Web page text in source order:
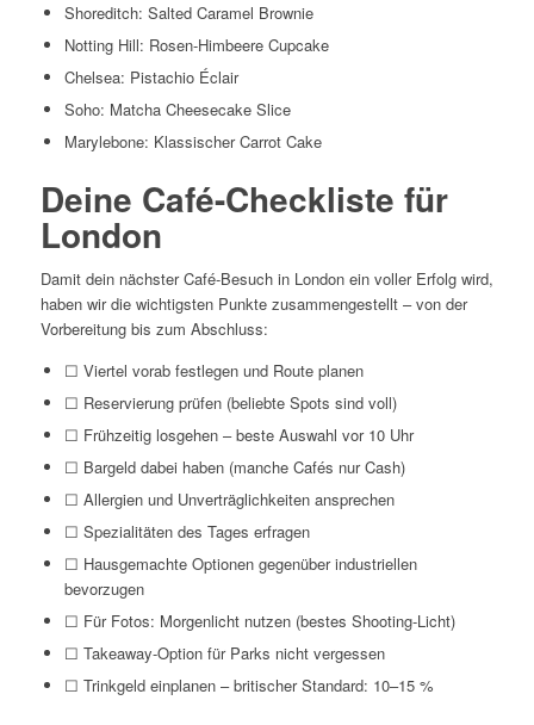
Shoreditch: Salted Caramel Brownie
Notting Hill: Rosen-Himbeere Cupcake
Chelsea: Pistachio Éclair
Soho: Matcha Cheesecake Slice
Marylebone: Klassischer Carrot Cake
Deine Café-Checkliste für
London
Damit dein nächster Café-Besuch in London ein voller Erfolg wird,
haben wir die wichtigsten Punkte zusammengestellt – von der
Vorbereitung bis zum Abschluss:
☐ Viertel vorab festlegen und Route planen
☐ Reservierung prüfen (beliebte Spots sind voll)
☐ Frühzeitig losgehen – beste Auswahl vor 10 Uhr
☐ Bargeld dabei haben (manche Cafés nur Cash)
☐ Allergien und Unverträglichkeiten ansprechen
☐ Spezialitäten des Tages erfragen
☐ Hausgemachte Optionen gegenüber industriellen
bevorzugen
☐ Für Fotos: Morgenlicht nutzen (bestes Shooting-Licht)
☐ Takeaway-Option für Parks nicht vergessen
☐ Trinkgeld einplanen – britischer Standard: 10–15 %